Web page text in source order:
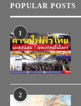
POPULAR POSTS
1
2